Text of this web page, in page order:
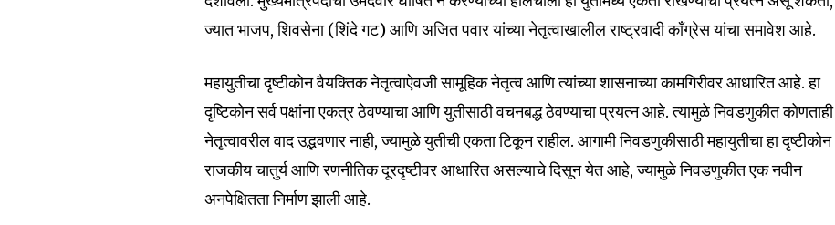
6,300 32,111
ज्यात भाजप, शिवसेना (शिंदे गट) आणि अजित पवार यांच्या नेतृत्वाखालील राष्ट्रवादी काँग्रेस यांचा समावेश आहे.
महायुतीचा दृष्टीकोन वैयक्तिक नेतृत्वाऐवजी सामूहिक नेतृत्व आणि त्यांच्या शासनाच्या कामगिरीवर आधारित आहे. हा
दृष्टिकोन सर्व पक्षांना एकत्र ठेवण्याचा आणि युतीसाठी वचनबद्ध ठेवण्याचा प्रयत्न आहे. त्यामुळे निवडणुकीत कोणताही
नेतृत्वावरील वाद उद्भवणार नाही, ज्यामुळे युतीची एकता टिकून राहील. आगामी निवडणुकीसाठी महायुतीचा हा दृष्टीकोन
राजकीय चातुर्य आणि रणनीतिक दूरदृष्टीवर आधारित असल्याचे दिसून येत आहे, ज्यामुळे निवडणुकीत एक नवीन
अनपेक्षितता निर्माण झाली आहे.